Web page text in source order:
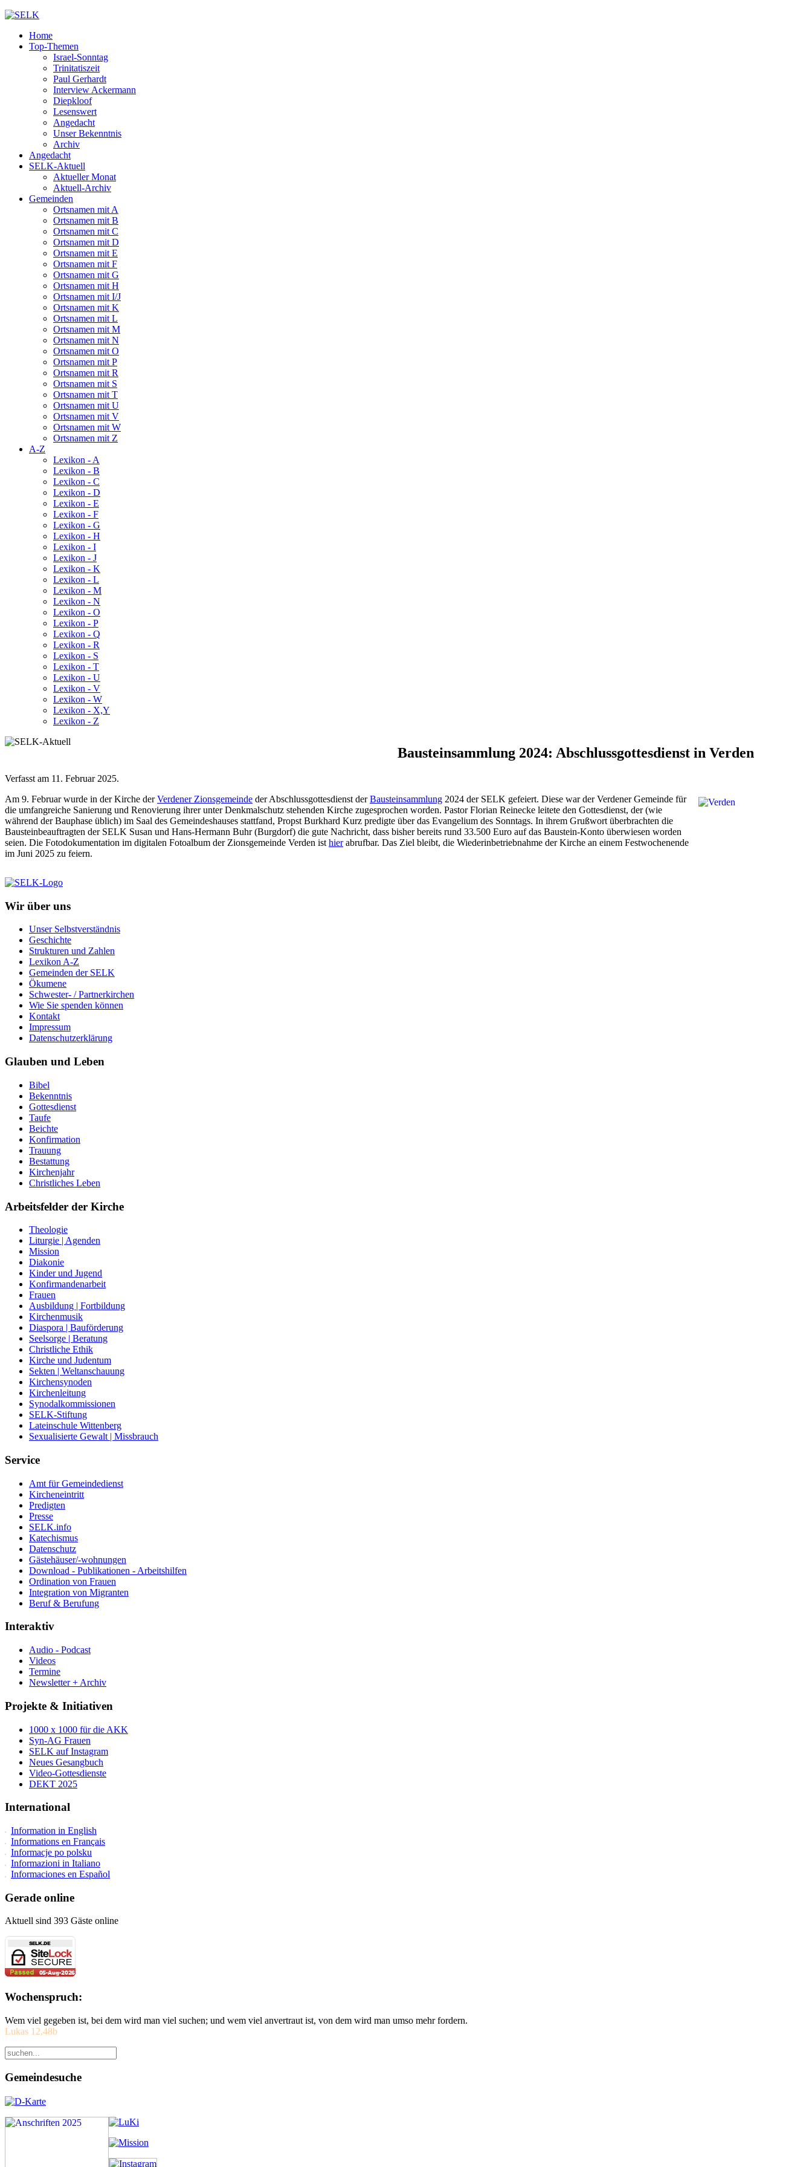
Home
Top-Themen
Israel-Sonntag
Trinitatiszeit
Paul Gerhardt
Interview Ackermann
Diepkloof
Lesenswert
Angedacht
Unser Bekenntnis
Archiv
Angedacht
SELK-Aktuell
Aktueller Monat
Aktuell-Archiv
Gemeinden
Ortsnamen mit A
Ortsnamen mit B
Ortsnamen mit C
Ortsnamen mit D
Ortsnamen mit E
Ortsnamen mit F
Ortsnamen mit G
Ortsnamen mit H
Ortsnamen mit I/J
Ortsnamen mit K
Ortsnamen mit L
Ortsnamen mit M
Ortsnamen mit N
Ortsnamen mit O
Ortsnamen mit P
Ortsnamen mit R
Ortsnamen mit S
Ortsnamen mit T
Ortsnamen mit U
Ortsnamen mit V
Ortsnamen mit W
Ortsnamen mit Z
A-Z
Lexikon - A
Lexikon - B
Lexikon - C
Lexikon - D
Lexikon - E
Lexikon - F
Lexikon - G
Lexikon - H
Lexikon - I
Lexikon - J
Lexikon - K
Lexikon - L
Lexikon - M
Lexikon - N
Lexikon - O
Lexikon - P
Lexikon - Q
Lexikon - R
Lexikon - S
Lexikon - T
Lexikon - U
Lexikon - V
Lexikon - W
Lexikon - X,Y
Lexikon - Z
Bausteinsammlung 2024: Abschlussgottesdienst in Verden
Verfasst am 11. Februar 2025.
Am 9. Februar wurde in der Kirche derVerdener Zionsgemeinde der Abschlussgottesdienst derBausteinsammlung 2024 der SELK gefeiert. Diese war der Verdener Gemeinde für
die umfangreiche Sanierung und Renovierung ihrer unter Denkmalschutz stehenden Kirche zugesprochen worden. Pastor Florian Reinecke leitete den Gottesdienst, der (wie
während der Bauphase üblich) im Saal des Gemeindeshauses stattfand, Propst Burkhard Kurz predigte über das Evangelium des Sonntags. In ihrem Grußwort überbrachten die
Bausteinbeauftragten der SELK Susan und Hans-Hermann Buhr (Burgdorf) die gute Nachricht, dass bisher bereits rund 33.500 Euro auf das Baustein-Konto überwiesen worden
seien. Die Fotodokumentation im digitalen Fotoalbum der Zionsgemeinde Verden ist hierabrufbar. Das Ziel bleibt, die Wiederinbetriebnahme der Kirche an einem Festwochenende
im Juni 2025 zu feiern.
Wir über uns
Unser Selbstverständnis
Geschichte
Strukturen und Zahlen
Lexikon A-Z
Gemeinden der SELK
Ökumene
Schwester- / Partnerkirchen
Wie Sie spenden können
Kontakt
Impressum
Datenschutzerklärung
Glauben und Leben
Bibel
Bekenntnis
Gottesdienst
Taufe
Beichte
Konfirmation
Trauung
Bestattung
Kirchenjahr
Christliches Leben
Arbeitsfelder der Kirche
Theologie
Liturgie | Agenden
Mission
Diakonie
Kinder und Jugend
Konfirmandenarbeit
Frauen
Ausbildung | Fortbildung
Kirchenmusik
Diaspora | Bauförderung
Seelsorge | Beratung
Christliche Ethik
Kirche und Judentum
Sekten | Weltanschauung
Kirchensynoden
Kirchenleitung
Synodalkommissionen
SELK-Stiftung
Lateinschule Wittenberg
Sexualisierte Gewalt | Missbrauch
Service
Amt für Gemeindedienst
Kircheneintritt
Predigten
Presse
SELK.info
Katechismus
Datenschutz
Gästehäuser/-wohnungen
Download - Publikationen - Arbeitshilfen
Ordination von Frauen
Integration von Migranten
Beruf & Berufung
Interaktiv
Audio - Podcast
Videos
Termine
Newsletter + Archiv
Projekte & Initiativen
1000 x 1000 für die AKK
Syn-AG Frauen
SELK auf Instagram
Neues Gesangbuch
Video-Gottesdienste
DEKT 2025
International
Information in English
Informations en Français
Informacje po polsku
Informazioni in Italiano
Informaciones en Español
Gerade online
Aktuell sind 393 Gäste online
Wochenspruch:
Wem viel gegeben ist, bei dem wird man viel suchen; und wem viel anvertraut ist, von dem wird man umso mehr fordern.
Lukas 12,48b
Gemeindesuche